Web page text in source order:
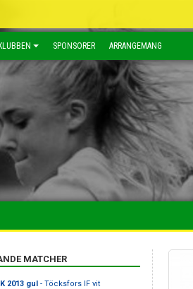
SPONSORER ARRANGEMANG
MATCHER
2013 gul- Töcksfors IF vit